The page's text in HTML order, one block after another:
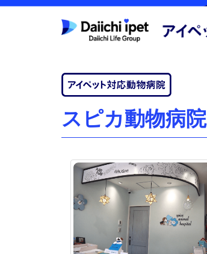
スピカ動物病院